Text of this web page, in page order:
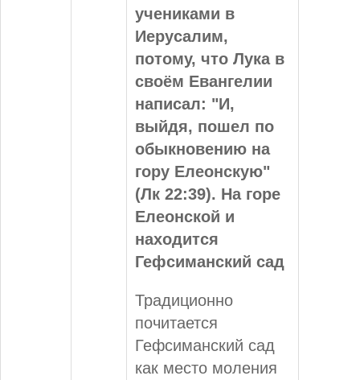
учениками в
Иерусалим,
потому, что Лука в
своём Евангелии
написал: "И,
выйдя, пошел по
обыкновениюна
гору Елеонскую"
(Лк 22:39). На горе
Елеонской и
находится
Гефсиманский сад
Традиционно
почитается
Гефсиманский сад
как место моления